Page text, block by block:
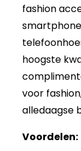
fashion
hoogste
voor
alledaagse
Voordelen: